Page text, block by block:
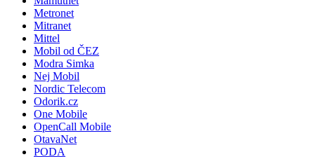
Metronet
Mitranet
Mittel
Mobil od ČEZ
Modra Simka
Nej Mobil
Nordic Telecom
Odorik.cz
One Mobile
OpenCall Mobile
OtavaNet
PODA